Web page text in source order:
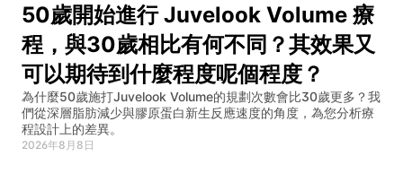
50歲開始進行 Juvelook Volume 療
程，與30歲相比有何不同？其效果又
可以期待到什麼程度呢個程度？
為什麼50歲施打Juvelook Volume的規劃次數會比30歲更多？我
們從深層脂肪減少與膠原蛋白新生反應速度的角度，為您分析療
程設計上的差異。
2026年8月8日